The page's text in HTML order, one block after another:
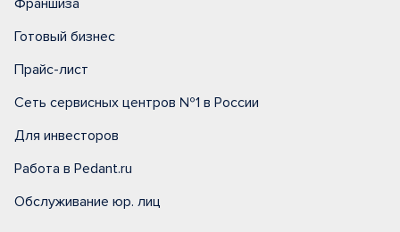
Франшиза
Готовый бизнес
Прайс-лист
Сеть сервисных центров №1 в России
Для инвесторов
Работа в Pedant.ru
Обслуживание юр. лиц